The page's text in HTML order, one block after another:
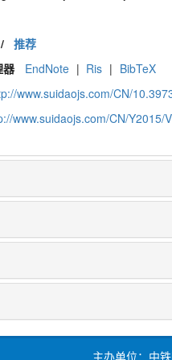
推荐
器
EndNote | Ris | BibTeX
www.suidaojs.com/CN/
www.suidaojs.com/CN/Y2015/
主办单位：中